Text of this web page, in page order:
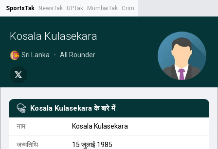
SportsTak NewsTak UPTak MumbaiTak CrimeTak
Kosala Kulasekara
Sri Lanka • All Rounder
Kosala Kulasekara के बारे में
नाम Kosala Kulasekara
जन्मतिथि 15 जुलाई 1985